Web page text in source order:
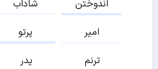
شاداب
اندوختن
پرتو
امیر
پدر
ترنم